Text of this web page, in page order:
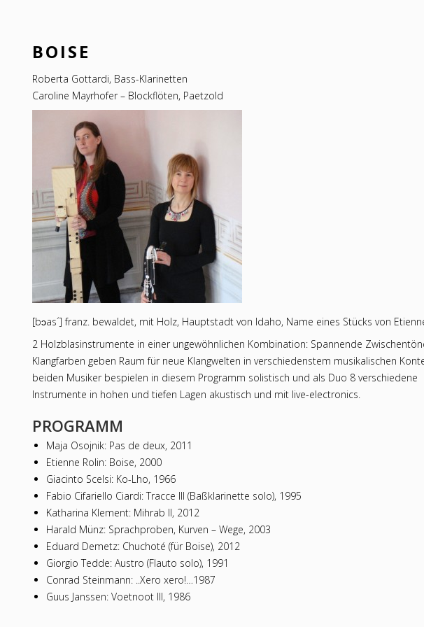
BOISE
Roberta Gottardi, Bass-Klarinetten
Caroline Mayrhofer – Blockflöten, Paetzold
[bɔas´] franz. bewaldet, mit Holz, Hauptstadt von Idaho, Name eines Stücks von
2 Holzblasinstrumente in einer ungewöhnlichen Kombination: Spannende
Klangfarben geben Raum für neue Klangwelten in verschiedenstem musikalischen
beiden Musiker bespielen in diesem Programm solistisch und als Duo 8 verschiedene
Instrumente in hohen und tiefen Lagen akustisch und mit live-electronics.
PROGRAMM
Maja Osojnik: Pas de deux, 2011
Etienne Rolin: Boise, 2000
Giacinto Scelsi: Ko-Lho, 1966
Fabio Cifariello Ciardi: Tracce III (Baßklarinette solo), 1995
Katharina Klement: Mihrab II, 2012
Harald Münz: Sprachproben, Kurven – Wege, 2003
Eduard Demetz: Chuchoté (für Boise), 2012
Giorgio Tedde: Austro (Flauto solo), 1991
Conrad Steinmann: ..Xero xero!…1987
Guus Janssen: Voetnoot III, 1986